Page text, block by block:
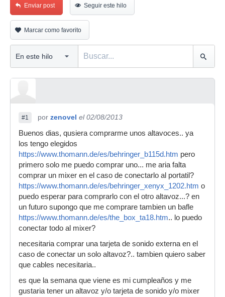
Enviar post Seguir este hilo
Marcar como favorito
#1 por zenovel el 02/08/2013
Buenos dias, qusiera comprarme unos altavoces.. ya
los tengo elegidos
https://www.thomann.de/es/behringer_b115d.htm pero
primero solo me puedo comprar uno... me aria falta
comprar un mixer en el caso de conectarlo al portatil?
https://www.thomann.de/es/behringer_xenyx_1202.htm o
puedo esperar para comprarlo con el otro altavoz...? en
un futuro supongo que me comprare tambien un bafle
https://www.thomann.de/es/the_box_ta18.htm.. lo puedo
conectar todo al mixer?
necesitaria comprar una tarjeta de sonido externa en el
caso de conectar un solo altavoz?.. tambien quiero saber
que cables necesitaria..
es que la semana que viene es mi cumpleaños y me
gustaria tener un altavoz y/o tarjeta de sonido y/o mixer